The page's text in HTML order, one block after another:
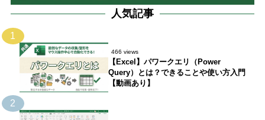
人気記事
1
466 views
【Excel】パワークエリ（Power
Query）とは？できることや使い方入門
【動画あり】
2